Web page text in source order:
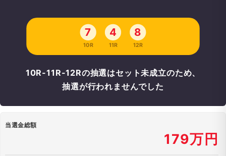
7
10R
4
11R
8
12R
10R-11R-12Rの抽選はセット未成立のため、
抽選が行われませんでした
当選金総額
179万円